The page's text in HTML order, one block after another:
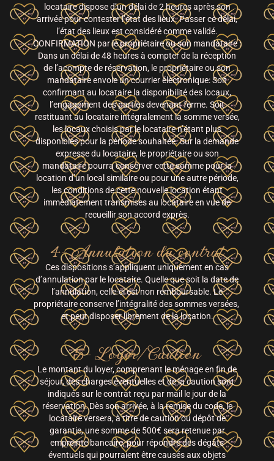
locataire dispose d’un délai de 2 heures après son
arrivée pour contester l’état des lieux. Passer ce délai,
l’état des lieux est considéré comme validé.
CONFIRMATION par le propriétaire ou son mandataire :
Dans un délai de 48 heures à compter de la réception
de l’acompte de réservation, le propriétaire ou son
mandataire envoie un courrier électronique: Soit
confirmant au locataire la disponibilité des locaux,
l’engagement des parties devenant ferme. Soit
restituant au locataire intégralement la somme versée,
les locaux choisis par le locataire n’étant plus
disponibles pour la période souhaitée. Sur la demande
expresse du locataire, le propriétaire ou son
mandataire pourra conserver cette somme pour la
location d’un local similaire ou pour une autre période,
les conditions de cette nouvelle location étant
immédiatement transmises au locataire en vue de
recueillir son accord exprès.
4- Annulation du contrat
Ces dispositions s’appliquent uniquement en cas
d’annulation par le locataire. Quelle que soit la date de
l’annulation, celle-ci est non remboursable. Le
propriétaire conserve l’intégralité des sommes versées,
et peut disposer librement de la location.
5- Loyer/Caution
Le montant du loyer, comprenant le ménage en fin de
séjour, des charges éventuelles et de la caution sont
indiqués sur le contrat reçu par mail le jour de la
réservation. Dès son arrivée, à la remise du code, le
locataire versera, à titre de caution ou dépôt de
garantie, une somme de 500€ sera retenue par
empreinte bancaire, pour répondre des dégâts
éventuels qui pourraient être causés aux objets